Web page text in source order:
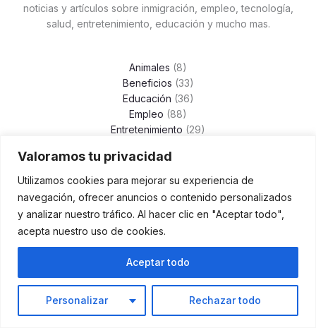
Valoramos tu privacidad
Utilizamos cookies para mejorar su experiencia de
navegación, ofrecer anuncios o contenido personalizados
y analizar nuestro tráfico. Al hacer clic en "Aceptar todo",
acepta nuestro uso de cookies.
Personalizar Rechazar todo
Aceptar todo
noticias y artículos sobre inmigración, empleo, tecnología,
salud, entretenimiento, educación y mucho mas.
Animales (8)
Beneficios (33)
Educación (36)
Empleo (88)
Entretenimiento (29)
Inmigración
Moda(24)
Negocios
(19)
Social(50)
Turismo (29)
Vehículos(41)